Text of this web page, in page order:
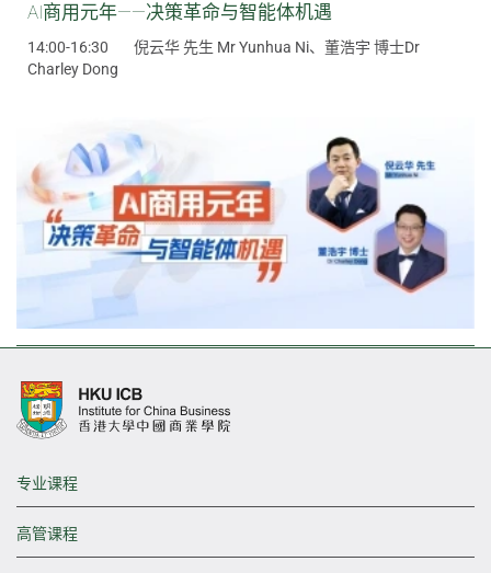
AI商用元年——决策革命与智能体机遇
14:00-16:30
倪云华 先生 Mr Yunhua Ni、董浩宇 博士Dr
Charley Dong
专业课程
高管课程